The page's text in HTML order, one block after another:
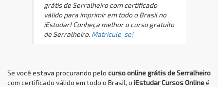
grátis de Serralheiro com certificado
válido para imprimir em todo o Brasil no
iEstudar! Conheça melhor o curso gratuito
de Serralheiro. Matricule-se!
Se você estava procurando pelo curso online grátis de Serralheiro
com certificado válido em todo o Brasil, o iEstudar Cursos Onlineé